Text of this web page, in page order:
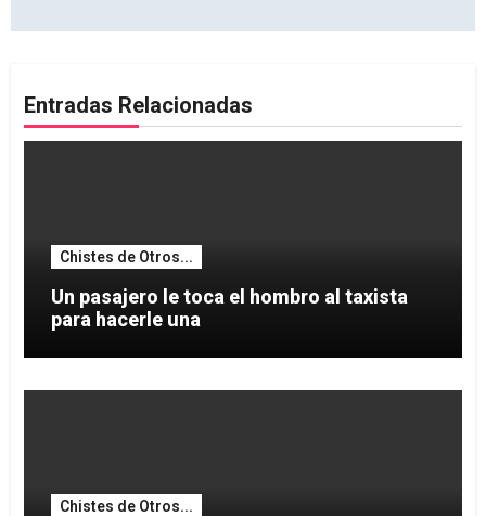
Entradas Relacionadas
Chistes de Otros...
Un pasajero le toca el hombro al taxista
para hacerle una
Chistes de Otros...